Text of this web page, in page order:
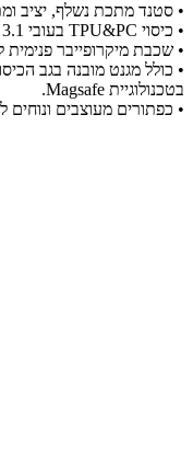
• סטנד מתכת נשלף, יציב
• כיסוי TPU&PC בעובי 3.1 מ”מ המקנה הגנה מקסימלית על המכשיר.
• שכבת מיקרופייבר
• כולל מגנט מובנה בגב
בטכנולוגיית Magsafe.
• כפתורים מעוצבים ונוחים